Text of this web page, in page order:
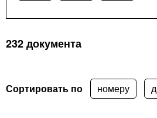
232 документа
Сортировать по номеру